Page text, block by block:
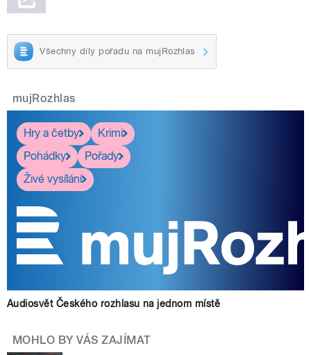
Všechny díly pořadu na mujRozhlas
mujRozhlas
Hry a četby
Krimi
Pohádky
Pořady
Živé vysílání
Audiosvět Českého rozhlasu na jednom místě
MOHLO BY VÁS ZAJÍMAT